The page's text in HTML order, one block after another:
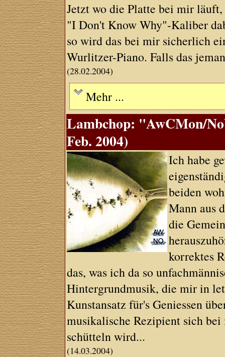
Jetzt wo die Platte bei mir
"I Don't Know Why"-Kaliber
so wird das bei mir sicherlich
Wurlitzer-Piano. Falls das
(28.02.2004)
Mehr ...
Lambchop: "AwCMon/
Feb. 2004)
Ich habe
beiden
Mann aus
die
korrektes
das, was ich da so
Hintergrundmusik, die mir in
Kunstansatz für's Geniessen
musikalische Rezipient sich
schütteln wird...
(14.03.2004)